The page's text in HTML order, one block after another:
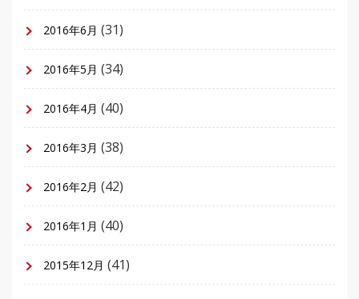
2016年6月 (31)
2016年5月 (34)
2016年4月 (40)
2016年3月 (38)
2016年2月 (42)
2016年1月 (40)
2015年12月 (41)